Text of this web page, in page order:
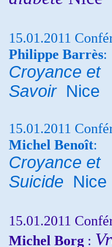
15.01.2011
Philippe Barrès:
Croyance et
Savoir Nice
15.01.2011
Michel Benoît:
Croyance et
Suicide Nice
15.01.2011
Michel Borg :